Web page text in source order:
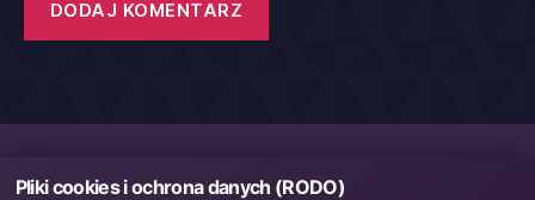
Pliki cookies i ochrona danych (RODO)